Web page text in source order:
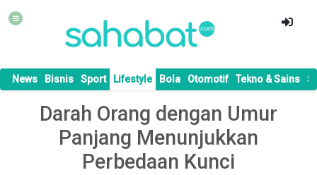
News Bisnis Sport Lifestyle Bola Otomotif Tekno & Sains
Darah Orang dengan Umur
Panjang Menunjukkan
Perbedaan Kunci